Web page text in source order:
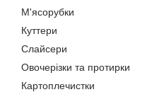
М'ясорубки
Куттери
Слайсери
Овочерізки та протирки
Картоплечистки